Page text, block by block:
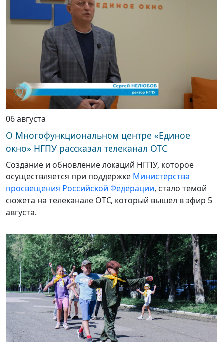
06 августа
О Многофункциональном центре «Единое
окно» НГПУ рассказал телеканал ОТС
Создание и обновление локаций НГПУ, которое
осуществляется при поддержке Министерства
просвещения Российской Федерации, стало темой
сюжета на телеканале ОТС, который вышел в эфир 5
августа.